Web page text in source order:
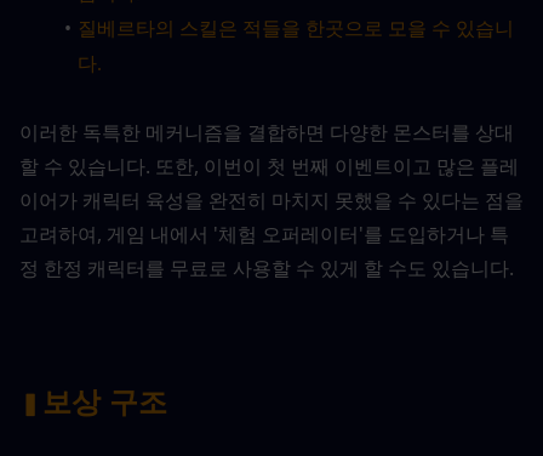
질베르타의 스킬은 적들을 한곳으로 모을 수 있습니
다.
이러한 독특한 메커니즘을 결합하면 다양한 몬스터를 상대
할 수 있습니다. 또한, 이번이 첫 번째 이벤트이고 많은 플레
이어가 캐릭터 육성을 완전히 마치지 못했을 수 있다는 점을
고려하여, 게임 내에서 '체험 오퍼레이터'를 도입하거나 특
정 한정 캐릭터를 무료로 사용할 수 있게 할 수도 있습니다.
보상 구조